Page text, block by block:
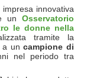
, impresa innovativa
un Osservatorio
le donne nella
tramite la
a uncampione di
nel periodo tra